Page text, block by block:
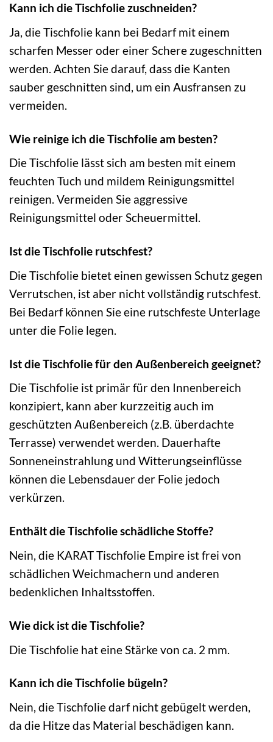
Kann ich die Tischfolie zuschneiden?
Ja, die Tischfolie kann bei Bedarf mit einem
scharfen Messer oder einer Schere zugeschnitten
werden. Achten Sie darauf, dass die Kanten
sauber geschnitten sind, um ein Ausfransen zu
vermeiden.
Wie reinige ich die Tischfolie am besten?
Die Tischfolie lässt sich am besten mit einem
feuchten Tuch und mildem Reinigungsmittel
reinigen. Vermeiden Sie aggressive
Reinigungsmittel oder Scheuermittel.
Ist die Tischfolie rutschfest?
Die Tischfolie bietet einen gewissen Schutz gegen
Verrutschen, ist aber nicht vollständig rutschfest.
Bei Bedarf können Sie eine rutschfeste Unterlage
unter die Folie legen.
Ist die Tischfolie für den Außenbereich geeignet?
Die Tischfolie ist primär für den Innenbereich
konzipiert, kann aber kurzzeitig auch im
geschützten Außenbereich (z.B. überdachte
Terrasse) verwendet werden. Dauerhafte
Sonneneinstrahlung und Witterungseinflüsse
können die Lebensdauer der Folie jedoch
verkürzen.
Enthält die Tischfolie schädliche Stoffe?
Nein, die KARAT Tischfolie Empire ist frei von
schädlichen Weichmachern und anderen
bedenklichen Inhaltsstoffen.
Wie dick ist die Tischfolie?
Die Tischfolie hat eine Stärke von ca. 2 mm.
Kann ich die Tischfolie bügeln?
Nein, die Tischfolie darf nicht gebügelt werden,
da die Hitze das Material beschädigen kann.